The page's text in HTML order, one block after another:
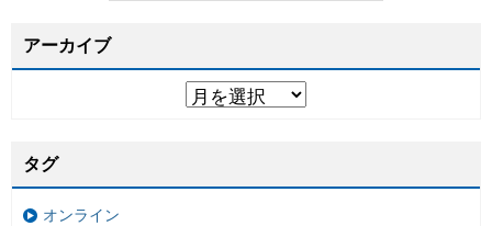
アーカイブ
タグ
オンライン